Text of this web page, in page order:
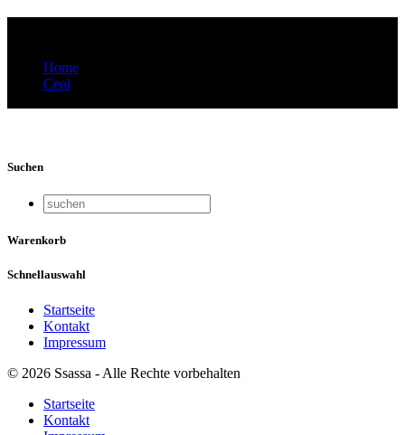
Home
Ceol
Suchen
Warenkorb
Schnellauswahl
Startseite
Kontakt
Impressum
© 2026 Ssassa - Alle Rechte vorbehalten
Startseite
Kontakt